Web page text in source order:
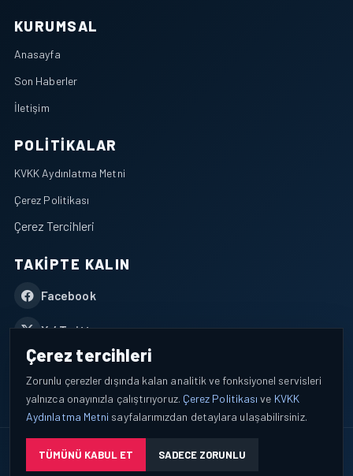
KURUMSAL
Anasayfa
Son Haberler
İletişim
POLITIKALAR
KVKK Aydınlatma Metni
Çerez Politikası
Çerez Tercihleri
TAKIPTE KALIN
Facebook
X / Twitter
YouTube
WhatsApp
© 2026 AEROPORTIST I Havacılık Veri ve Analiz Platformu. Tüm
Çerez tercihleri
Zorunlu çerezler dışında kalan analitik ve fonksiyonel servisleri
yalnızca onayınızla çalıştırıyoruz. Çerez Politikası ve KVKK
Aydınlatma Metni sayfalarımızdan detaylara ulaşabilirsiniz.
TÜMÜNÜ KABUL ET SADECE ZORUNLU